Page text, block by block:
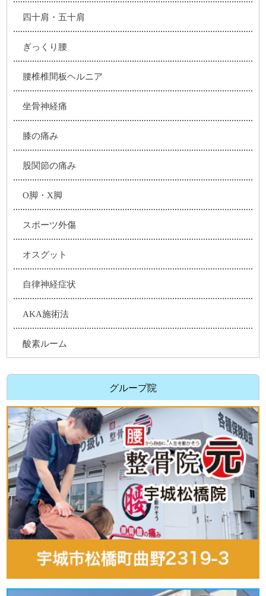
四十肩・五十肩
ぎっくり腰
腰椎椎間板ヘルニア
坐骨神経痛
膝の痛み
股関節の痛み
O脚・X脚
スポーツ外傷
オスグット
自律神経症状
AKA施術法
酸素ルーム
グループ院